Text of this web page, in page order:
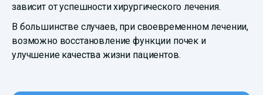
зависит от успешности хирургического лечения.
В большинстве случаев, при своевременном лечении,
возможно восстановление функции почек и
улучшение качества жизни пациентов.